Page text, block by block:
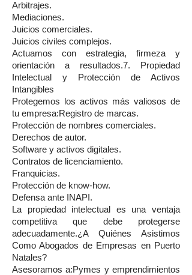
Arbitrajes.
Mediaciones.
Juicios comerciales.
Juicios civiles complejos.
Actuamos con estrategia, firmeza y
orientación a resultados.7. Propiedad
Intelectual y Protección de Activos
Intangibles
Protegemos los activos más valiosos de
tu empresa:Registro de marcas.
Protección de nombres comerciales.
Derechos de autor.
Software y activos digitales.
Contratos de licenciamiento.
Franquicias.
Protección de know-how.
Defensa ante INAPI.
La propiedad intelectual es una ventaja
competitiva que debe protegerse
adecuadamente.¿A Quiénes Asistimos
Como Abogados de Empresas en Puerto
Natales?
Asesoramos a:Pymes y emprendimientos